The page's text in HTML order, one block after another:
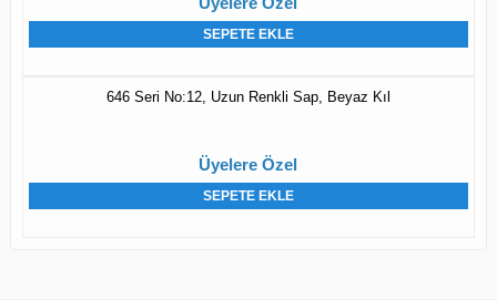
SEPETE EKLE
646 Seri No:12, Uzun Renkli Sap, Beyaz Kıl
Üyelere Özel
SEPETE EKLE